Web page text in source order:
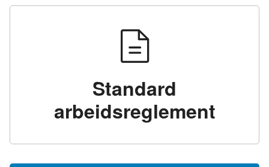
Standard
arbeidsreglement